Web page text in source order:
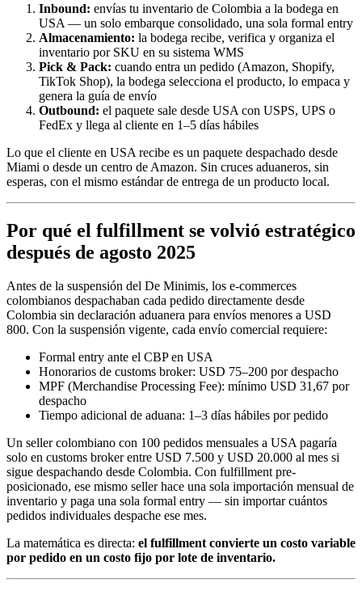
Inbound: envías tu inventario de Colombia a la bodega en
USA — un solo embarque consolidado, una sola formal entry
Almacenamiento: la bodega recibe, verifica y organiza el
inventario por SKU en su sistema WMS
Pick & Pack: cuando entra un pedido (Amazon, Shopify,
TikTok Shop), la bodega selecciona el producto, lo empaca y
genera la guía de envío
Outbound: el paquete sale desde USA con USPS, UPS o
FedEx y llega al cliente en 1–5 días hábiles
Lo que el cliente en USA recibe es un paquete despachado desde
Miami o desde un centro de Amazon. Sin cruces aduaneros, sin
esperas, con el mismo estándar de entrega de un producto local.
Por qué el fulfillment se volvió estratégico
después de agosto 2025
Antes de la suspensión del De Minimis, los e-commerces
colombianos despachaban cada pedido directamente desde
Colombia sin declaración aduanera para envíos menores a USD
800. Con la suspensión vigente, cada envío comercial requiere:
Formal entry ante el CBP en USA
Honorarios de customs broker: USD 75–200 por despacho
MPF (Merchandise Processing Fee): mínimo USD 31,67 por
despacho
Tiempo adicional de aduana: 1–3 días hábiles por pedido
Un seller colombiano con 100 pedidos mensuales a USA pagaría
solo en customs broker entre USD 7.500 y USD 20.000 al mes si
sigue despachando desde Colombia. Con fulfillment pre-
posicionado, ese mismo seller hace una sola importación mensual de
inventario y paga una sola formal entry — sin importar cuántos
pedidos individuales despache ese mes.
La matemática es directa: el fulfillment convierte un costo variable
por pedido en un costo fijo por lote de inventario.